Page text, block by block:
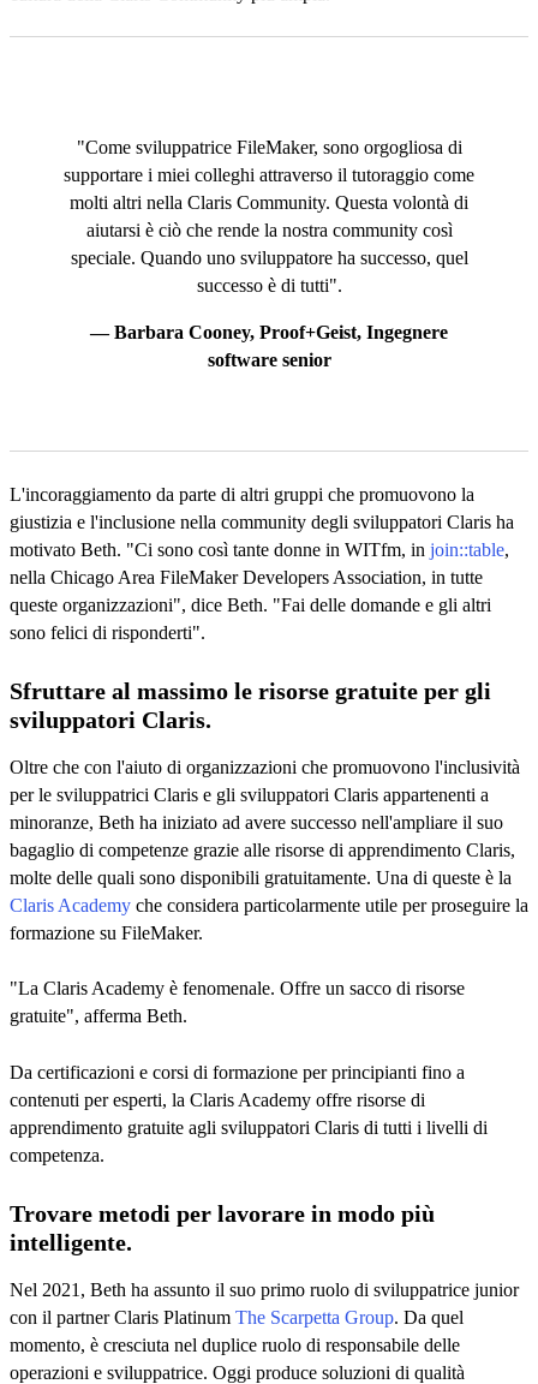
"Come sviluppatrice FileMaker, sono orgogliosa di
supportare i miei colleghi attraverso il tutoraggio come
molti altri nella Claris Community. Questa volontà di
aiutarsi è ciò che rende la nostra community così
speciale. Quando uno sviluppatore ha successo, quel
successo è di tutti".
— Barbara Cooney, Proof+Geist, Ingegnere
software senior
L'incoraggiamento da parte di altri gruppi che promuovono la
giustizia e l'inclusione nella community degli sviluppatori Claris ha
motivato Beth. "Ci sono così tante donne in WITfm, in join::table,
nella Chicago Area FileMaker Developers Association, in tutte
queste organizzazioni", dice Beth. "Fai delle domande e gli altri
sono felici di risponderti".
Sfruttare al massimo le risorse gratuite per gli
sviluppatori Claris.
Oltre che con l'aiuto di organizzazioni che promuovono l'inclusività
per le sviluppatrici Claris e gli sviluppatori Claris appartenenti a
minoranze, Beth ha iniziato ad avere successo nell'ampliare il suo
bagaglio di competenze grazie alle risorse di apprendimento Claris,
molte delle quali sono disponibili gratuitamente. Una di queste è la
Claris Academy che considera particolarmente utile per proseguire la
formazione su FileMaker.
"La Claris Academy è fenomenale. Offre un sacco di risorse
gratuite", afferma Beth.
Da certificazioni e corsi di formazione per principianti fino a
contenuti per esperti, la Claris Academy offre risorse di
apprendimento gratuite agli sviluppatori Claris di tutti i livelli di
competenza.
Trovare metodi per lavorare in modo più
intelligente.
Nel 2021, Beth ha assunto il suo primo ruolo di sviluppatrice junior
con il partner Claris Platinum The Scarpetta Group. Da quel
momento, è cresciuta nel duplice ruolo di responsabile delle
operazioni e sviluppatrice. Oggi produce soluzioni di qualità